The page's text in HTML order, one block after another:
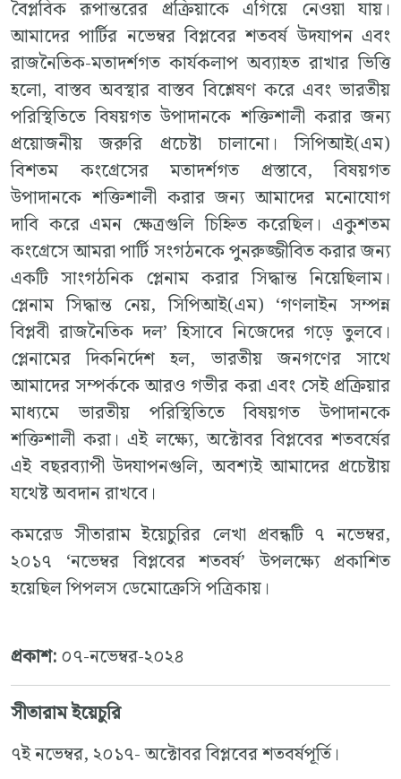
বৈপ্লবিক রূপান্তরের প্রক্রিয়াকে এগিয়ে নেওয়া যায়।
আমাদের পার্টির নভেম্বর বিপ্লবের শতবর্ষ উদযাপন এবং
রাজনৈতিক-মতাদর্শগত কার্যকলাপ অব্যাহত রাখার ভিত্তি
হলো, বাস্তব অবস্থার বাস্তব বিশ্লেষণ করে এবং ভারতীয়
পরিস্থিতিতে বিষয়গত উপাদানকে শক্তিশালী করার জন্য
প্রয়োজনীয় জরুরি প্রচেষ্টা চালানো। সিপিআই(এম)
বিশতম কংগ্রেসের মতাদর্শগত প্রস্তাবে, বিষয়গত
উপাদানকে শক্তিশালী করার জন্য আমাদের মনোযোগ
দাবি করে এমন ক্ষেত্রগুলি চিহ্নিত করেছিল। একুশতম
কংগ্রেসে আমরা পার্টি সংগঠনকে পুনরুজ্জীবিত করার জন্য
একটি সাংগঠনিক প্লেনাম করার সিদ্ধান্ত নিয়েছিলাম।
প্লেনাম সিদ্ধান্ত নেয়, সিপিআই(এম) ‘গণলাইন সম্পন্ন
বিপ্লবী রাজনৈতিক দল’ হিসাবে নিজেদের গড়ে তুলবে।
প্লেনামের দিকনির্দেশ হল, ভারতীয় জনগণের সাথে
আমাদের সম্পর্ককে আরও গভীর করা এবং সেই প্রক্রিয়ার
মাধ্যমে ভারতীয় পরিস্থিতিতে বিষয়গত উপাদানকে
শক্তিশালী করা। এই লক্ষ্যে, অক্টোবর বিপ্লবের শতবর্ষের
এই বছরব্যাপী উদযাপনগুলি, অবশ্যই আমাদের প্রচেষ্টায়
যথেষ্ট অবদান রাখবে।
কমরেড সীতারাম ইয়েচুরির লেখা প্রবন্ধটি ৭ নভেম্বর,
২০১৭ ‘নভেম্বর বিপ্লবের শতবর্ষ’ উপলক্ষ্যে প্রকাশিত
হয়েছিল পিপলস ডেমোক্রেসি পত্রিকায়।
প্রকাশ:০৭-নভেম্বর-২০২৪
সীতারাম ইয়েচুরি
৭ই নভেম্বর, ২০১৭- অক্টোবর বিপ্লবের শতবর্ষপূর্তি।